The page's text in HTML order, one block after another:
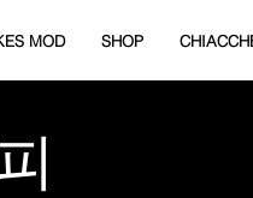
MOD SHOP